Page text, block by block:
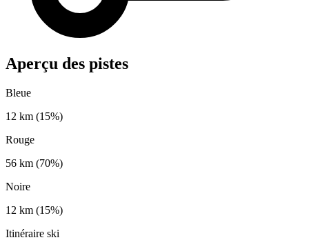
Aperçu des pistes
Bleue
12 km (15%)
Rouge
56 km (70%)
Noire
12 km (15%)
Itinéraire ski